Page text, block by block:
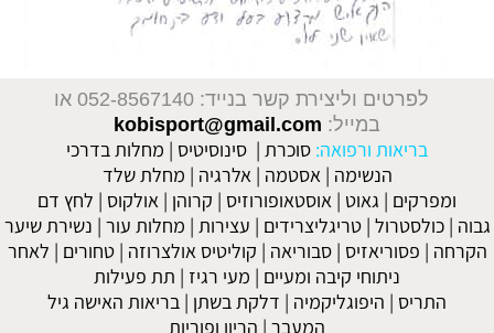
לפרטים וליצירת קשר בנייד: 052-8567140
או
במייל: kobisport@gmail.com
בריאות ורפואה: סוכרת | סינוסיטיס | מחלות בדרכי
הנשימה | אסטמה | אלרגיה | מחלת שלד
ומפרקים | גאוט | אוסטאופורוזיס | קרוהן | אולקוס | לחץ דם
גבוה |כולסטרול |טריגליצרידים | עצירות | מחלות עור | נשירת שיער
הקרחה | פסוריאזיס |סבוריאה | קוליטיס אולצרוזה |טחורים | לאחר
ניתוחי קיבה ומעיים | מעי רגיז | תת פעילות
התריס | היפוגליקמיה | דלקת בשתן | בריאות האישה גיל
המעבר | הריון ופוריות